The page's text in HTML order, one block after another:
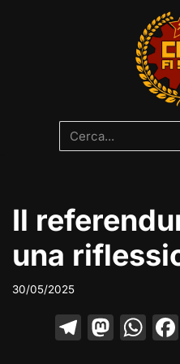
Il
una
30/05/2025
T M W